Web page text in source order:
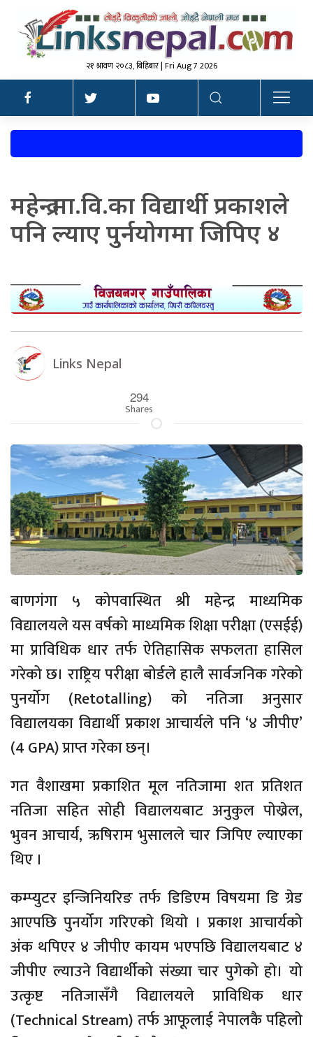
२१ श्रावण २०८३, बिहिबार | Fri Aug 7 2026
महेन्द्र मा.वि.का विद्यार्थी प्रकाशले
पनि ल्याए पुर्नयोगमा जिपिए ४
Links Nepal
294
Shares
बाणगंगा ५ कोपवास्थित श्री महेन्द्र माध्यमिक
विद्यालयले यस वर्षको माध्यमिक शिक्षा परीक्षा (एसईई)
मा प्राविधिक धार तर्फ ऐतिहासिक सफलता हासिल
गरेको छ। राष्ट्रिय परीक्षा बोर्डले हालै सार्वजनिक गरेको
पुनर्योग (Retotalling) को नतिजा अनुसार
विद्यालयका विद्यार्थी प्रकाश आचार्यले पनि ‘४ जीपीए’
(4 GPA) प्राप्त गरेका छन्।
गत वैशाखमा प्रकाशित मूल नतिजामा शत प्रतिशत
नतिजा सहित साेही विद्यालयबाट अनुकुल पाेख्रेल,
भुवन आचार्य, ऋषिराम भुसालले चार जिपिए ल्याएका
थिए ।
कम्प्युटर इन्जिनियरिङ तर्फ डिडिएम विषयमा डि ग्रेड
आएपछि पुनर्योग गरिएकाे थियाे । प्रकाश आचार्यको
अंक थपिएर ४ जीपीए कायम भएपछि विद्यालयबाट ४
जीपीए ल्याउने विद्यार्थीको संख्या चार पुगेको हाे। यो
उत्कृष्ट नतिजासँगै विद्यालयले प्राविधिक धार
(Technical Stream) तर्फ आफूलाई नेपालकै पहिलो